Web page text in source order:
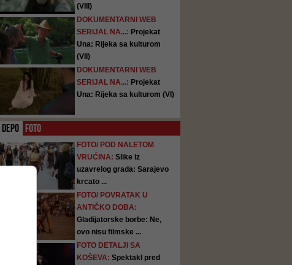
(VIII)
DOKUMENTARNI WEB
SERIJAL NA...: Projekat
Una: Rijeka sa kulturom
(VII)
DOKUMENTARNI WEB
SERIJAL NA...: Projekat
Una: Rijeka sa kulturom (VI)
DEPO FOTO
FOTO/ POD NALETOM
VRUĆINA: Slike iz
uzavrelog grada: Sarajevo
krcato ...
FOTO/ POVRATAK U
ANTIČKO DOBA:
Gladijatorske borbe: Ne,
ovo nisu filmske ...
FOTO DETALJI SA
KOŠEVA: Spektakl pred